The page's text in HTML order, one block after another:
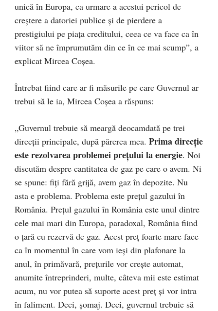
unică în Europa, ca urmare a acestui pericol de
creştere a datoriei publice şi de pierdere a
prestigiului pe piaţa creditului, ceea ce va face ca în
viitor să ne împrumutăm din ce în ce mai scump”, a
explicat Mircea Coșea.
Întrebat fiind care ar fi măsurile pe care Guvernul ar
trebui să le ia, Mircea Coșea a răspuns:
„Guvernul trebuie să meargă deocamdată pe trei
direcţii principale, după părerea mea. Prima direcţie
este rezolvarea problemei preţului la energie. Noi
discutăm despre cantitatea de gaz pe care o avem. Ni
se spune: fiţi fără grijă, avem gaz în depozite. Nu
asta e problema. Problema este preţul gazului în
România. Preţul gazului în România este unul dintre
cele mai mari din Europa, paradoxal, România fiind
o ţară cu rezervă de gaz. Acest preţ foarte mare face
ca în momentul în care vom ieşi din plafonare la
anul, în primăvară, preţurile vor creşte automat,
anumite întreprinderi, multe, câteva mii este estimat
acum, nu vor putea să suporte acest preţ şi vor intra
în faliment. Deci, şomaj. Deci, guvernul trebuie să